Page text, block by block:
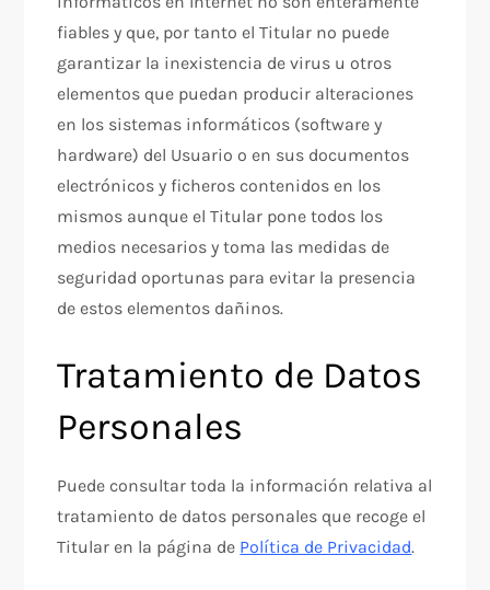
fiables y que, por tanto el Titular no puede
garantizar la inexistencia de virus u otros
elementos que puedan producir alteraciones
en los sistemas informáticos (software y
hardware) del Usuario o en sus documentos
electrónicos y ficheros contenidos en los
mismos aunque el Titular pone todos los
medios necesarios y toma las medidas de
seguridad oportunas para evitar la presencia
de estos elementos dañinos.
Tratamiento de Datos
Personales
Puede consultar toda la información relativa al
tratamiento de datos personales que recoge el
Titular en la página de Política de Privacidad.